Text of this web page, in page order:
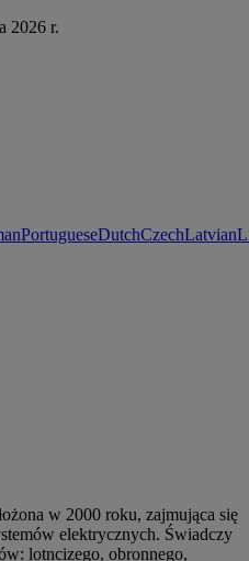
2026 r.
PortugueseDutchCzechLatvian
w 2000 roku, zajmująca się
elektrycznych. Świadczy
lotncizego, obronnego,